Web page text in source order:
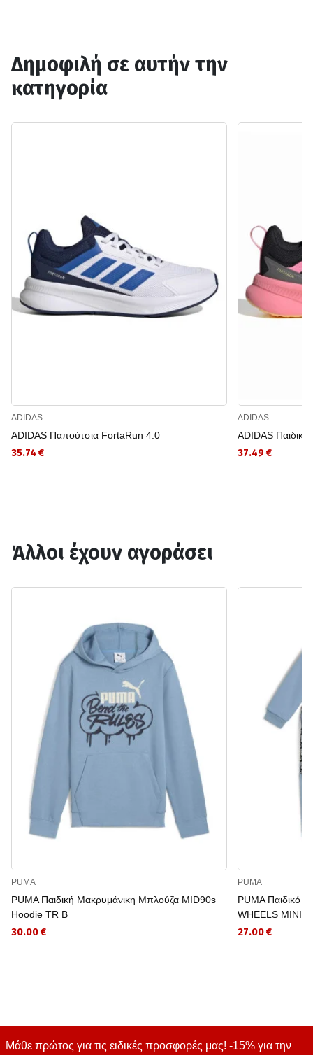
Δημοφιλή σε αυτήν την
κατηγορία
ADIDAS
ADIDAS Παπούτσια FortaRun 4.0
35.74 €
ADIDAS
ADIDAS
37.49 €
Άλλοι έχουν αγοράσει
PUMA
PUMA Παιδική Μακρυμάνικη Μπλούζα MID90s
Hoodie TR B
30.00 €
PUMA
PUMA Παιδικό
WHEELS
27.00 €
Μάθε πρώτος για τις ειδικές προσφορές μας! -15% για την